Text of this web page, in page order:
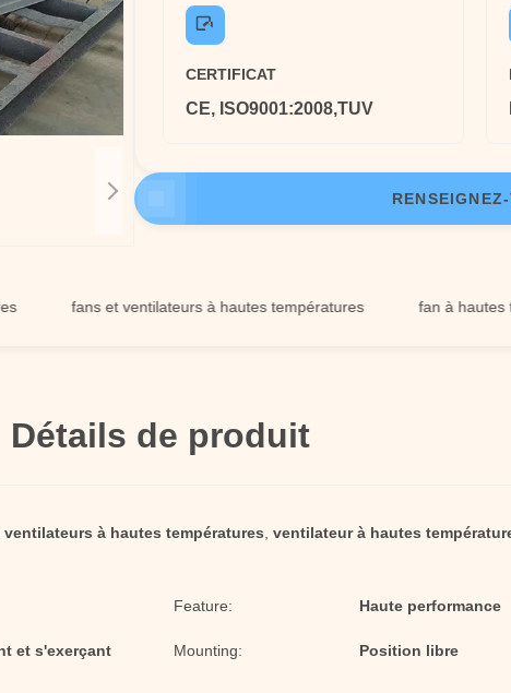
CERTIFICAT
CE, ISO9001:2008,TUV
fans et ventilateurs à hautes températures fan à hautes
Détails de produit
ventilateurs à hautes températures ventilateur à hautes
Feature: Haute performance
et s'exerçant Mounting: Position libre